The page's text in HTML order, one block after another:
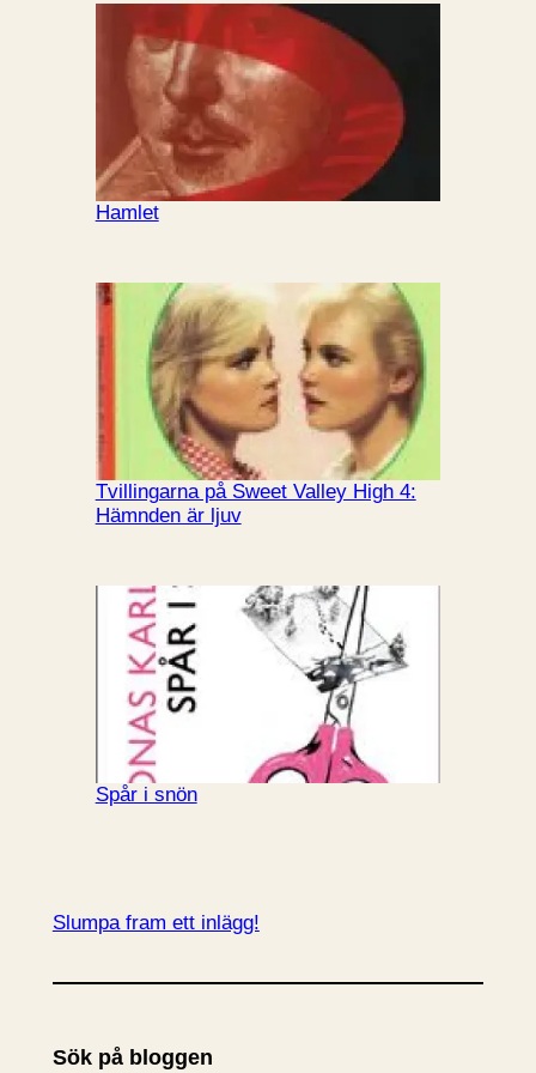
Hamlet
Tvillingarna på Sweet Valley High 4:
Hämnden är ljuv
Spår i snön
Slumpa fram ett inlägg!
Sök på bloggen